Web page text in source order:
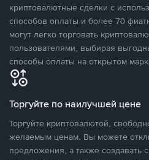
криптовалютные сделки с
способов оплаты и более 70
могут легко торговать
пользователями, выбирая
способы оплаты на открытом
Торгуйте по наилучшей цене
Торгуйте криптовалютой,
желаемым ценам. Вы можете
предложения, а также создавать